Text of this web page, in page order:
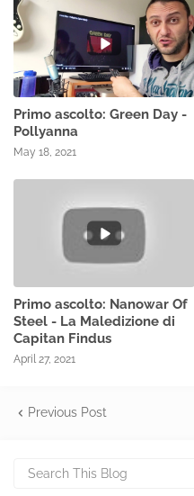
Primo ascolto: Green Day -
Pollyanna
May 18, 2021
Primo ascolto: Nanowar Of
Steel - La Maledizione di
Capitan Findus
April 27, 2021
Previous Post